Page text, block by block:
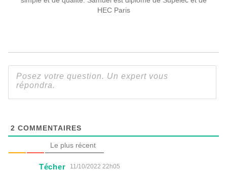
HEC Paris
2 COMMENTAIRES
Le plus récent
Técher 11/10/2022 22h05